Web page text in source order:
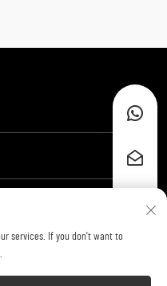
services. If you don't want to